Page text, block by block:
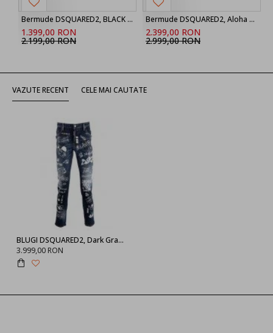
Bermude DSQUARED2, BLACK ‘Marine’ denim shorts
1.399,00 RON
2.199,00 RON
Bermude DSQUARED2, Aloha Souvenir Boxer Shorts
2.399,00 RON
2.999,00 RON
VAZUTE RECENT CELE MAI CAUTATE
BLUGI DSQUARED2, Dark Graffiti Wash Skater
3.999,00 RON